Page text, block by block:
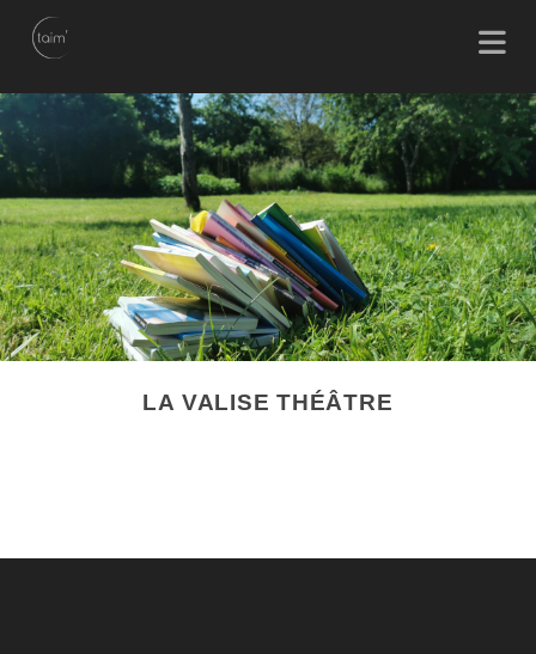
LA VALISE THÉÂTRE